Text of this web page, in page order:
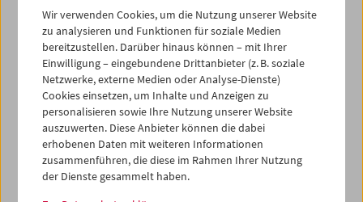
26
28 30
02
03
04 05 06 07 08
iCalender
Programmheft-PDF
English language or subtitles
< Vorherige Woche
Wir verwenden Cookies, um die Nutzung unserer Website
zu analysieren und Funktionen für soziale Medien
bereitzustellen. Darüber hinaus können – mit Ihrer
Einwilligung – eingebundene Drittanbieter (z. B. soziale
Netzwerke, externe Medien oder Analyse-Dienste)
Cookies einsetzen, um Inhalte und Anzeigen zu
personalisieren sowie Ihre Nutzung unserer Website
auszuwerten. Diese Anbieter können die dabei
erhobenen Daten mit weiteren Informationen
zusammenführen, die diese im Rahmen Ihrer Nutzung
der Dienste gesammelt haben.